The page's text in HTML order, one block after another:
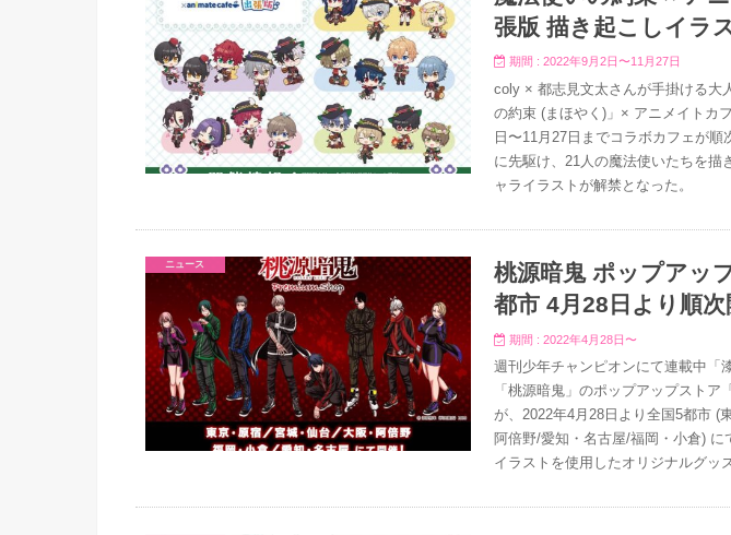
張版 描き起こしイラ
期間 : 2022年9月2日〜11月27日
coly × 都志見文太さんが手掛ける大
の約束 (まほやく)」× アニメイトカ
日〜11月27日までコラボカフェが
に先駆け、21人の魔法使いたちを描
ャライラストが解禁となった。
ニュース
桃源暗鬼 ポップアッ
都市 4月28日より順次
期間 : 2022年4月28日〜
週刊少年チャンピオンにて連載中「
「桃源暗鬼」のポップアップストア
が、2022年4月28日より全国5都市 (
阿倍野/愛知・名古屋/福岡・小倉) に
イラストを使用したオリジナルグッ